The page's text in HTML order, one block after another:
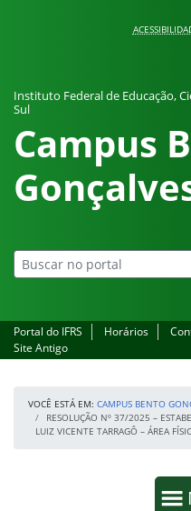
Instituto Federal de Educação,
Sul
Campus
Portal do IFRS Horários
Site Antigo
VOCÊ ESTÁ EM: CAMPUS BENTO
RESOLUÇÃO Nº 37/2025 –
LUIZ VICENTE TARRAGÔ – ÁREA